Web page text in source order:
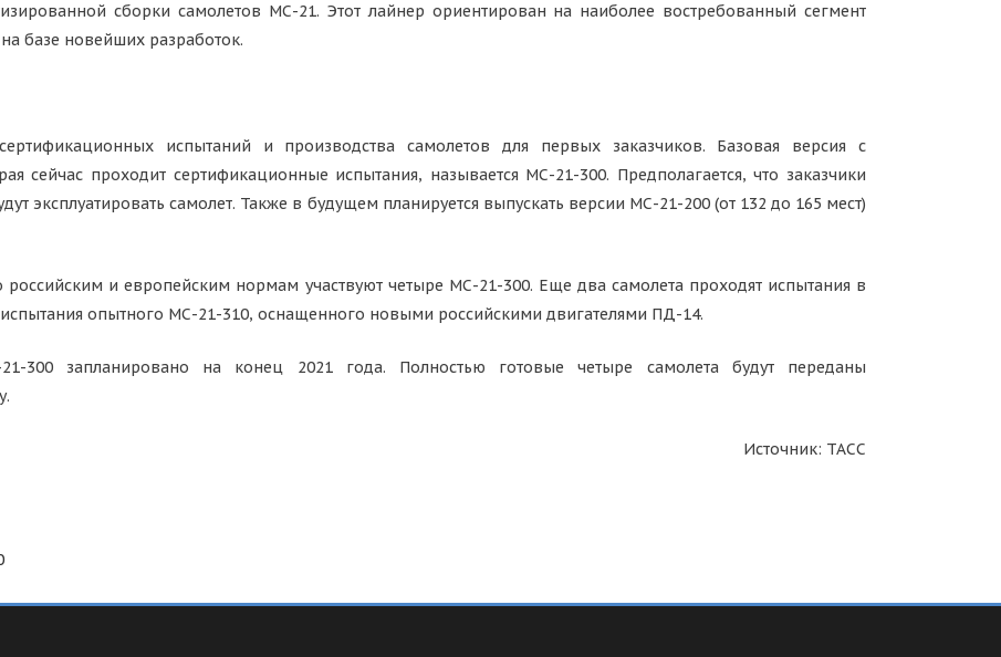
сборки самолетов МС-21. Этот лайнер ориентирован на наиболее востребованный сегмент
базе новейших разработок.
испытаний и производства самолетов для первых заказчиков. Базовая версия с
сейчас проходит сертификационные испытания, называется МС-21-300. Предполагается, что заказчики
эксплуатировать самолет. Также в будущем планируется выпускать версии МС-21-200 (от 132 до 165 мест)
и европейским нормам участвуют четыре МС-21-300. Еще два самолета проходят испытания в
опытного МС-21-310, оснащенного новыми российскими двигателями ПД-14.
21-300 запланировано на конец 2021 года. Полностью готовые четыре самолета будут переданы
Источник: ТАСС